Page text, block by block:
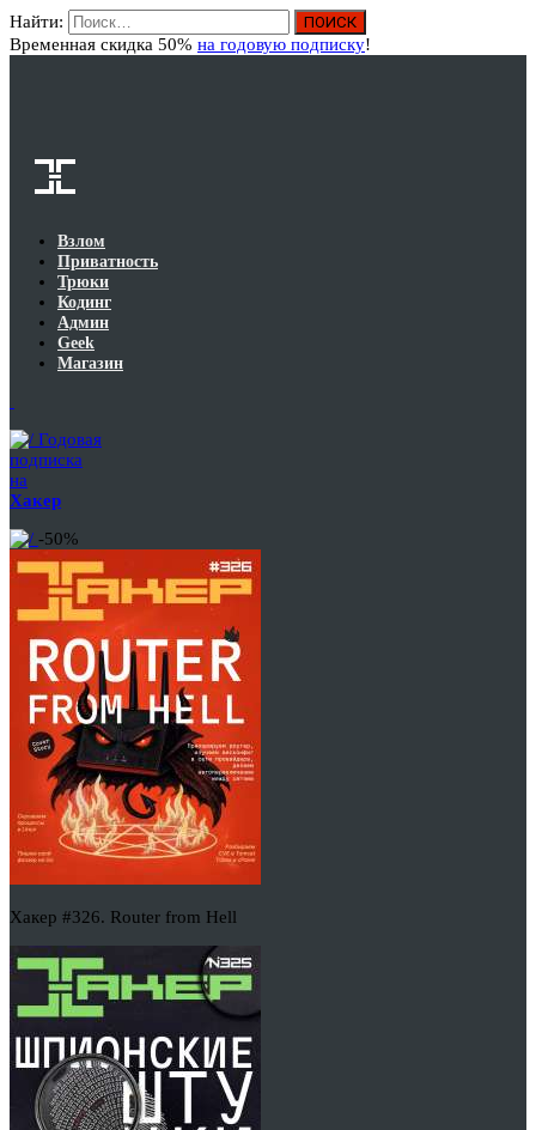
Найти:
Временная скидка 50% на годовую подписку!
Взлом
Приватность
Трюки
Кодинг
Админ
Geek
Магазин
Годовая
подписка
на
Хакер
-50%
Хакер #326. Router from Hell